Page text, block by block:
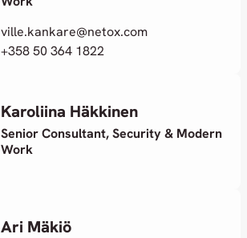
ville.kankare@netox.com
+358 50 364 1822
Karoliina Häkkinen
Senior Consultant, Security & Modern
Work
Ari Mäkiö